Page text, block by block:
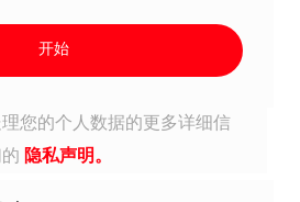
开始
您的个人数据的更多详细信
隐私声明。